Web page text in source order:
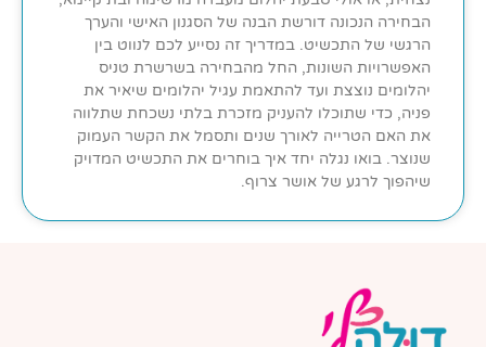
הבחירה הנכונה דורשת הבנה של הסגנון האישי והערך
הרגשי של התכשיט. במדריך זה נסייע לכם לנווט בין
האפשרויות השונות, החל מהבחירה בשרשרת טניס
יהלומים נוצצת ועד להתאמת עגיל יהלומים שיאיר את
פניה, כדי שתוכלו להעניק מזכרת בלתי נשכחת שתלווה
את האם הטרייה לאורך שנים ותסמל את הקשר העמוק
שנוצר. בואו נגלה יחד איך בוחרים את התכשיט המדויק
שיהפוך לרגע של אושר צרוף.